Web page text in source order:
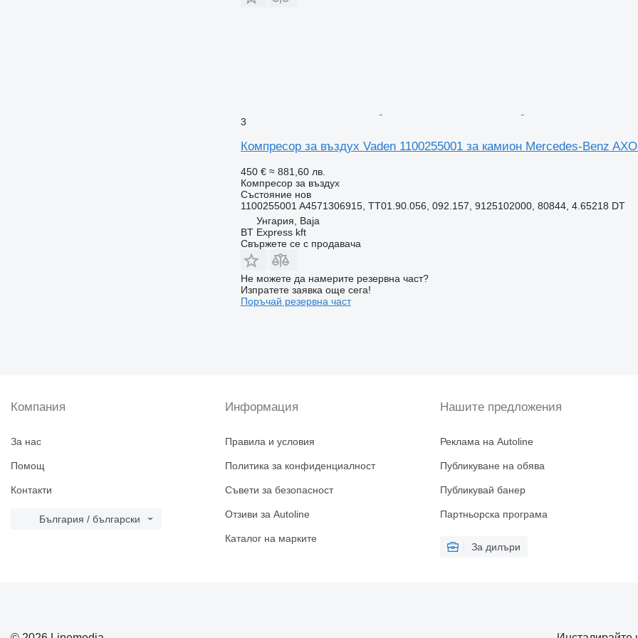
3
Компресор за въздух Vaden 1100255001 за камион Mercedes-Benz
450 € ≈ 881,60 лв.
Компресор за въздух
Състояниенов
1100255001 A4571306915, TT01.90.056, 092.157, 9125102000, 80844, 4.65218 DT
Унгария, Baja
BT Express kft
Свържете се с продавача
Не можете да намерите резервна част?
Изпратете заявка още сега!
Поръчай резервна част
Компания
За нас
Помощ
Контакти
България / български
Информация
Правила и условия
Политика за конфиденциалност
Съвети за безопасност
Отзиви за Autoline
Каталог на марките
Нашите предложения
Реклама на Autoline
Публикуване на обява
Публикувай банер
Партньорска програма
За дилъри